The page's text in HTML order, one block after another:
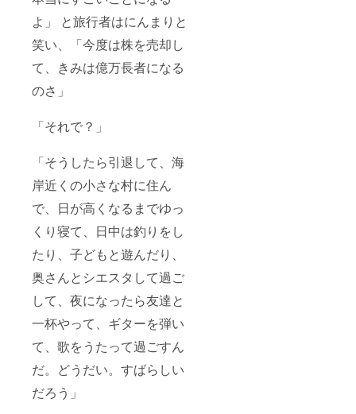
よ」 と旅行者はにんまりと
笑い、「今度は株を売却し
て、きみは億万長者になる
のさ」
「それで？」
「そうしたら引退して、海
岸近くの小さな村に住ん
で、日が高くなるまでゆっ
くり寝て、日中は釣りをし
たり、子どもと遊んだり、
奥さんとシエスタして過ご
して、夜になったら友達と
一杯やって、ギターを弾い
て、歌をうたって過ごすん
だ。どうだい。すばらしい
だろう」